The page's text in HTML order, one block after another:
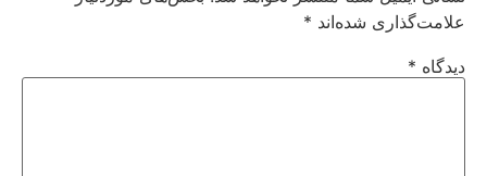
علامت‌گذاری شده‌اند *
دیدگاه *